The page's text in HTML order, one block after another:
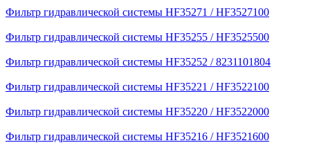
Фильтр гидравлической системы HF35271 / HF3527100
Фильтр гидравлической системы HF35255 / HF3525500
Фильтр гидравлической системы HF35252 / 8231101804
Фильтр гидравлической системы HF35221 / HF3522100
Фильтр гидравлической системы HF35220 / HF3522000
Фильтр гидравлической системы HF35216 / HF3521600